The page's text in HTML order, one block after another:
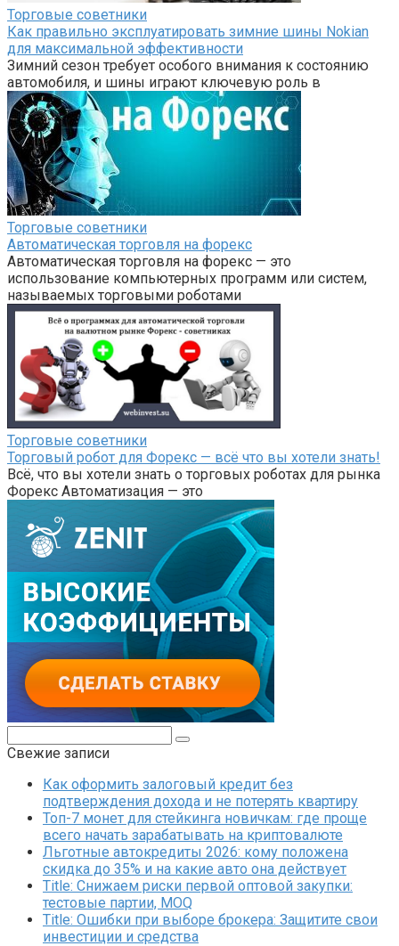
Торговые советники
Как правильно эксплуатировать зимние шины Nokian
для максимальной эффективности
Зимний сезон требует особого внимания к состоянию
автомобиля, и шины играют ключевую роль в
Торговые советники
Автоматическая торговля на форекс
Автоматическая торговля на форекс — это
использование компьютерных программ или систем,
называемых торговыми роботами
Торговые советники
Торговый робот для Форекс — всё что вы хотели знать!
Всё, что вы хотели знать о торговых роботах для рынка
Форекс Автоматизация — это
Свежие записи
Как оформить залоговый кредит без
подтверждения дохода и не потерять квартиру
Топ-7 монет для стейкинга новичкам: где проще
всего начать зарабатывать на криптовалюте
Льготные автокредиты 2026: кому положена
скидка до 35% и на какие авто она действует
Title: Снижаем риски первой оптовой закупки:
тестовые партии, MOQ
Title: Ошибки при выборе брокера: Защитите свои
инвестиции и средства